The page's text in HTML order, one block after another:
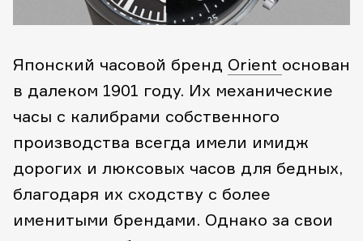
Японский часовой бренд Orient основан
в далеком 1901 году. Их механические
часы с калибрами собственного
производства всегда имели имидж
дорогих и люксовых часов для бедных,
благодаря их сходству с более
именитыми брендами. Однако за свои